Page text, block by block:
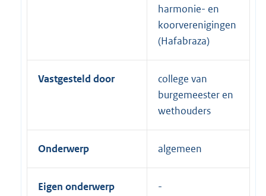
harmonie- en
koorverenigingen
(Hafabraza)
Vastgesteld door
college van
burgemeester en
wethouders
Onderwerp algemeen
Eigen onderwerp